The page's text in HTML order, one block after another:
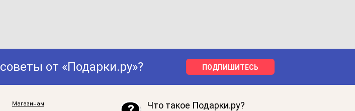
советы от «Подарки.ру»? ПОДПИШИТЕСЬ
Магазинам Что такое Подарки.ру?